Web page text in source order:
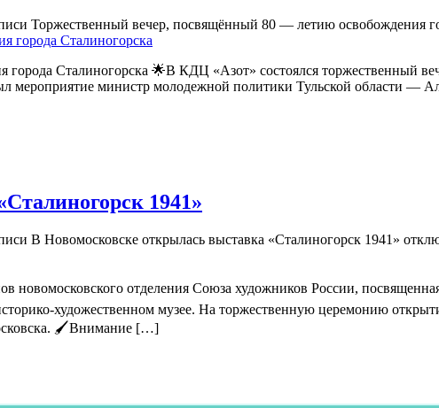
Торжественный вечер, посвящённый 80 — летию освобождения
Сталиногорска 🌟В КДЦ «Азот» состоялся торжественный
мероприятие министр молодежной политики Тульской области —
1941»
В Новомосковске открылась выставка «Сталиногорск 1941»
новомосковского отделения Союза художников России,
художественном музее. На торжественную церемонию
🖌Внимание […]